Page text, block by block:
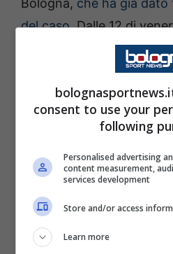
del caso. Dalle 12 di
biglietti rimasti
liberamente, ma dato il
l’esperienza della scorsa
pensare che avanzi
Inizia ufficialmente la
Bologna: la squadra di
grande e con un
Birmingham spaventa in
consent to use your
following
Personalised advertising
content measurement,
services development
Store and/or access
Learn more